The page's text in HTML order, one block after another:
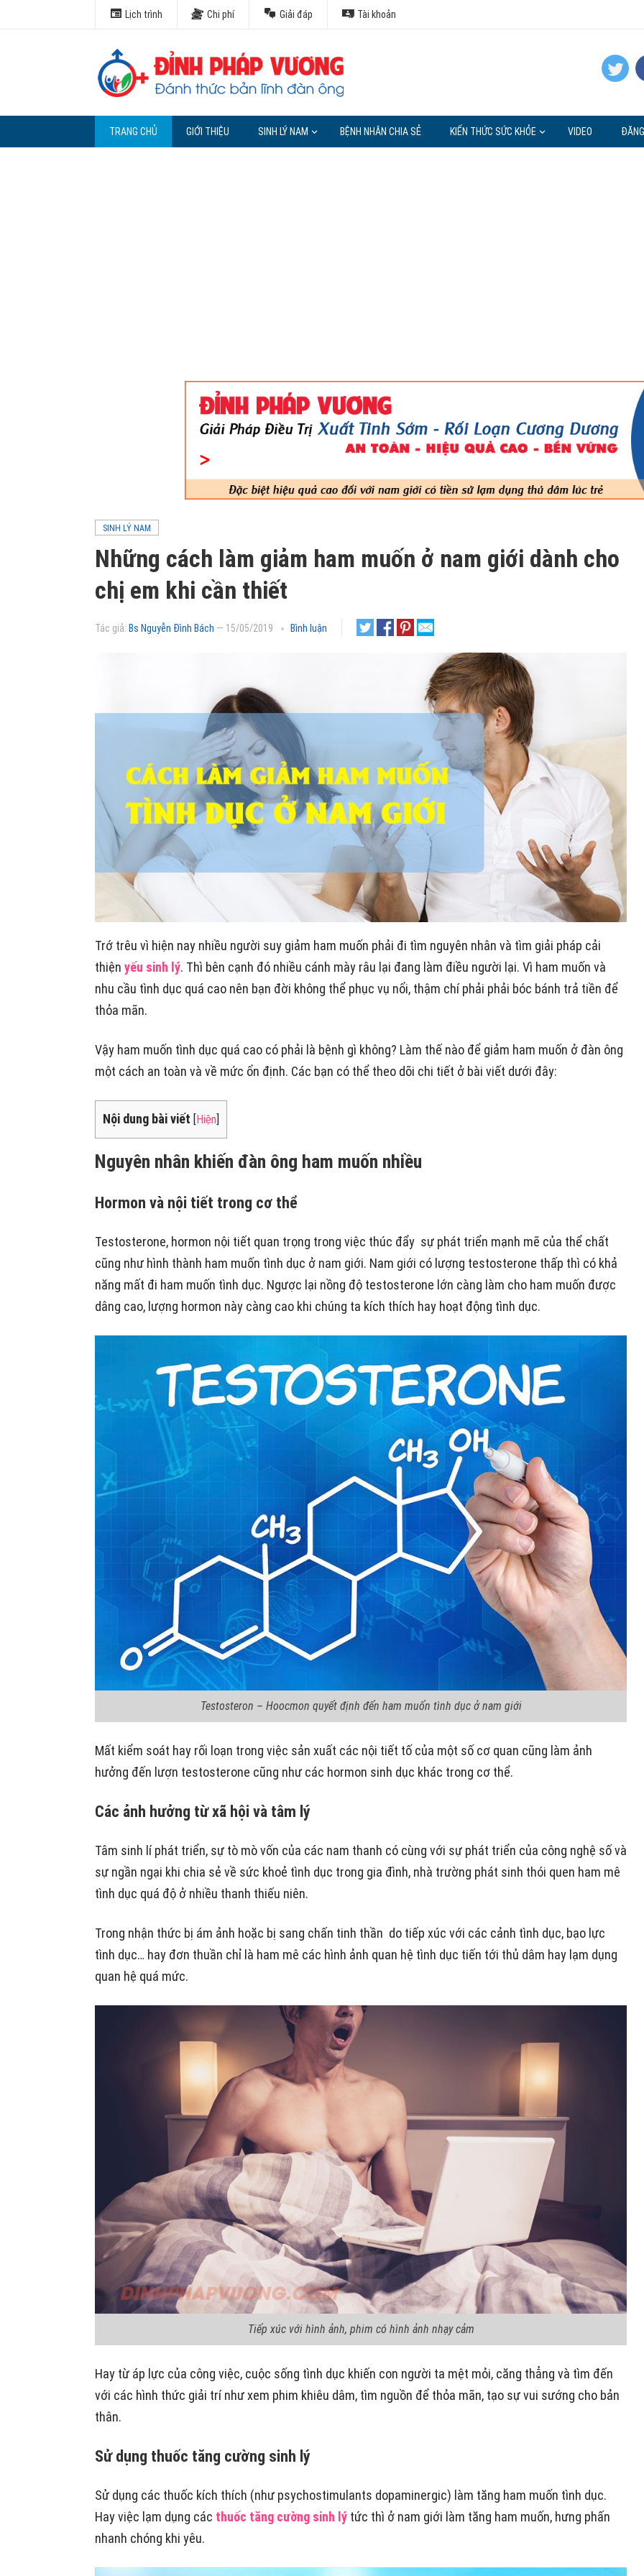
Lịch trình Chi phí Giải đáp Tài khoản
TRANG CHỦ GIỚI THIỆU SINH LÝ NAM BỆNH NHÂN CHIA SẺ KIẾN THỨC SỨC KHỎE VIDEO
SINH LÝ NAM
Những cách làm giảm ham muốn ở nam giới dành cho
chị em khi cần thiết
Tác giả: Bs Nguyễn Đình Bách — 15/05/2019 Bình luận
Trớ trêu vì hiện nay nhiều người suy giảm ham muốn phải đi tìm nguyên nhân và tìm giải pháp cải
thiện yếu sinh lý. Thì bên cạnh đó nhiều cánh mày râu lại đang làm điều người lại. Vì ham muốn và
nhu cầu tình dục quá cao nên bạn đời không thể phục vụ nổi, thậm chí phải phải bóc bánh trả tiền để
thỏa mãn.
Vậy ham muốn tình dục quá cao có phải là bệnh gì không? Làm thế nào để giảm ham muốn ở đàn ông
một cách an toàn và về mức ổn định. Các bạn có thể theo dõi chi tiết ở bài viết dưới đây:
Nội dung bài viết Hiện
Nguyên nhân khiến đàn ông ham muốn nhiều
Hormon và nội tiết trong cơ thể
Testosterone, hormon nội tiết quan trọng trong việc thúc đẩy sự phát triển mạnh mẽ của thể chất
cũng như hình thành ham muốn tình dục ở nam giới. Nam giới có lượng testosterone thấp thì có khả
năng mất đi ham muốn tình dục. Ngược lại nồng độ testosterone lớn càng làm cho ham muốn được
dâng cao, lượng hormon này càng cao khi chúng ta kích thích hay hoạt động tình dục.
Testosteron – Hoocmon quyết định đến ham muốn tình dục ở nam giới
Mất kiểm soát hay rối loạn trong việc sản xuất các nội tiết tố của một số cơ quan cũng làm ảnh
hưởng đến lượn testosterone cũng như các hormon sinh dục khác trong cơ thể.
Các ảnh hưởng từ xã hội và tâm lý
Tâm sinh lí phát triển, sự tò mò vốn của các nam thanh có cùng với sự phát triển của công nghệ số và
sự ngần ngại khi chia sẻ về sức khoẻ tình dục trong gia đình, nhà trường phát sinh thói quen ham mê
tình dục quá độ ở nhiều thanh thiếu niên.
Trong nhận thức bị ám ảnh hoặc bị sang chấn tinh thần do tiếp xúc với các cảnh tình dục, bạo lực
tình dục… hay đơn thuần chỉ là ham mê các hình ảnh quan hệ tình dục tiến tới thủ dâm hay lạm dụng
quan hệ quá mức.
Tiếp xúc với hình ảnh, phim có hình ảnh nhạy cảm
Hay từ áp lực của công việc, cuộc sống tình dục khiến con người ta mệt mỏi, căng thẳng và tìm đến
với các hình thức giải trí như xem phim khiêu dâm, tìm nguồn để thỏa mãn, tạo sự vui sướng cho bản
thân.
Sử dụng thuốc tăng cường sinh lý
Sử dụng các thuốc kích thích (như psychostimulants dopaminergic) làm tăng ham muốn tình dục.
Hay việc lạm dụng các thuốc tăng cường sinh lý tức thì ở nam giới làm tăng ham muốn, hưng phấn
nhanh chóng khi yêu.